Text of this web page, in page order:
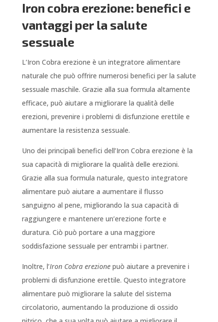
Iron cobra erezione: benefici e
vantaggi per la salute
sessuale
L’Iron Cobra erezione è un integratore alimentare
naturale che può offrire numerosi benefici per la salute
sessuale maschile. Grazie alla sua formula altamente
efficace, può aiutare a migliorare la qualità delle
erezioni, prevenire i problemi di disfunzione erettile e
aumentare la resistenza sessuale.
Uno dei principali benefici dell’Iron Cobra erezione è la
sua capacità di migliorare la qualità delle erezioni.
Grazie alla sua formula naturale, questo integratore
alimentare può aiutare a aumentare il flusso
sanguigno al pene, migliorando la sua capacità di
raggiungere e mantenere un’erezione forte e
duratura. Ciò può portare a una maggiore
soddisfazione sessuale per entrambi i partner.
Inoltre, l’Iron Cobra erezionepuò aiutare a prevenire i
problemi di disfunzione erettile. Questo integratore
alimentare può migliorare la salute del sistema
circolatorio, aumentando la produzione di ossido